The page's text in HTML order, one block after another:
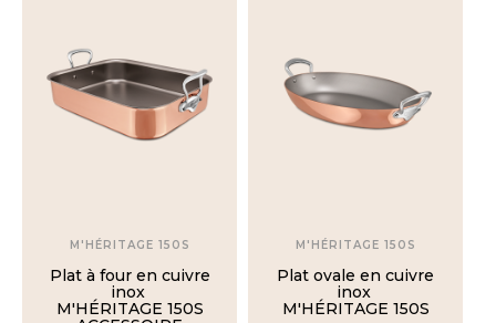
32cm
M'HÉRITAGE 150S
Plat à four en cuivre
inox
M'HÉRITAGE 150S
M'HÉRITAGE 150S
Plat ovale en cuivre
inox
M'HÉRITAGE 150S